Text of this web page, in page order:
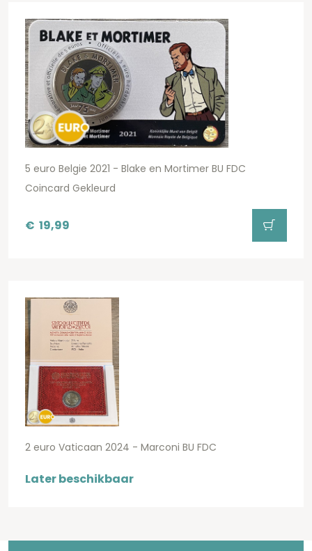
5 euro Belgie 2021 - Blake en Mortimer BU FDC
Coincard Gekleurd
€ 19,99
2 euro Vaticaan 2024 - Marconi BU FDC
Later beschikbaar